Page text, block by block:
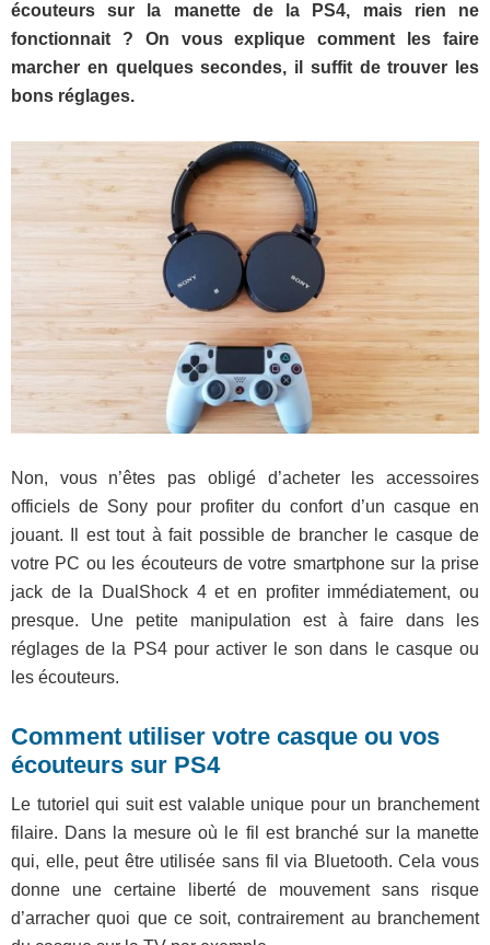
écouteurs sur la manette de la PS4, mais rien ne
fonctionnait ? On vous explique comment les faire
marcher en quelques secondes, il suffit de trouver les
bons réglages.
Non, vous n’êtes pas obligé d’acheter les accessoires
officiels de Sony pour profiter du confort d’un casque en
jouant. Il est tout à fait possible de brancher le casque de
votre PC ou les écouteurs de votre smartphone sur la prise
jack de la DualShock 4 et en profiter immédiatement, ou
presque. Une petite manipulation est à faire dans les
réglages de la PS4 pour activer le son dans le casque ou
les écouteurs.
Comment utiliser votre casque ou vos
écouteurs sur PS4
Le tutoriel qui suit est valable unique pour un branchement
filaire. Dans la mesure où le fil est branché sur la manette
qui, elle, peut être utilisée sans fil via Bluetooth. Cela vous
donne une certaine liberté de mouvement sans risque
d’arracher quoi que ce soit, contrairement au branchement